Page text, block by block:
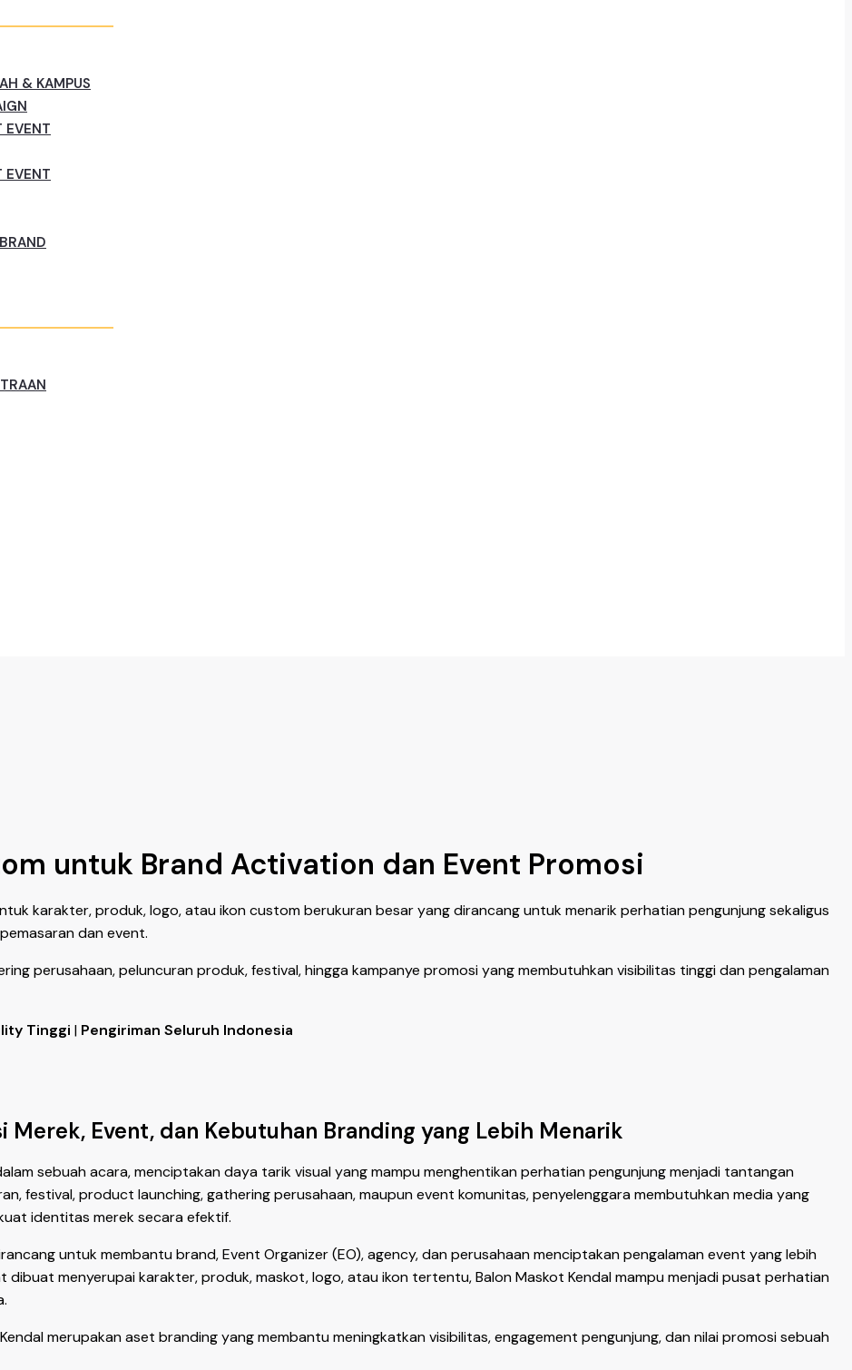
& KAMPUS
EVENT
EVENT
untuk Brand Activation dan Event Promosi
karakter, produk, logo, atau ikon custom berukuran besar yang dirancang untuk menarik perhatian pengunjung sekaligus
dan event.
perusahaan, peluncuran produk, festival, hingga kampanye promosi yang membutuhkan visibilitas tinggi dan pengalaman
Tinggi | Pengiriman Seluruh Indonesia
Event, dan Kebutuhan Branding yang Lebih Menarik
sebuah acara, menciptakan daya tarik visual yang mampu menghentikan perhatian pengunjung menjadi tantangan
festival, product launching, gathering perusahaan, maupun event komunitas, penyelenggara membutuhkan media yang
identitas merek secara efektif.
untuk membantu brand, Event Organizer (EO), agency, dan perusahaan menciptakan pengalaman event yang lebih
menyerupai karakter, produk, maskot, logo, atau ikon tertentu, Balon Maskot Kendal mampu menjadi pusat perhatian
merupakan aset branding yang membantu meningkatkan visibilitas, engagement pengunjung, dan nilai promosi sebuah